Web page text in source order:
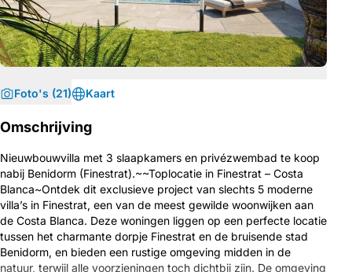
Foto's (21) Kaart
Omschrijving
Nieuwbouwvilla met 3 slaapkamers en privézwembad te koop
nabij Benidorm (Finestrat).~~Toplocatie in Finestrat – Costa
Blanca~Ontdek dit exclusieve project van slechts 5 moderne
villa’s in Finestrat, een van de meest gewilde woonwijken aan
de Costa Blanca. Deze woningen liggen op een perfecte locatie
tussen het charmante dorpje Finestrat en de bruisende stad
Benidorm, en bieden een rustige omgeving midden in de
natuur, terwijl alle voorzieningen toch dichtbij zijn. De omgeving